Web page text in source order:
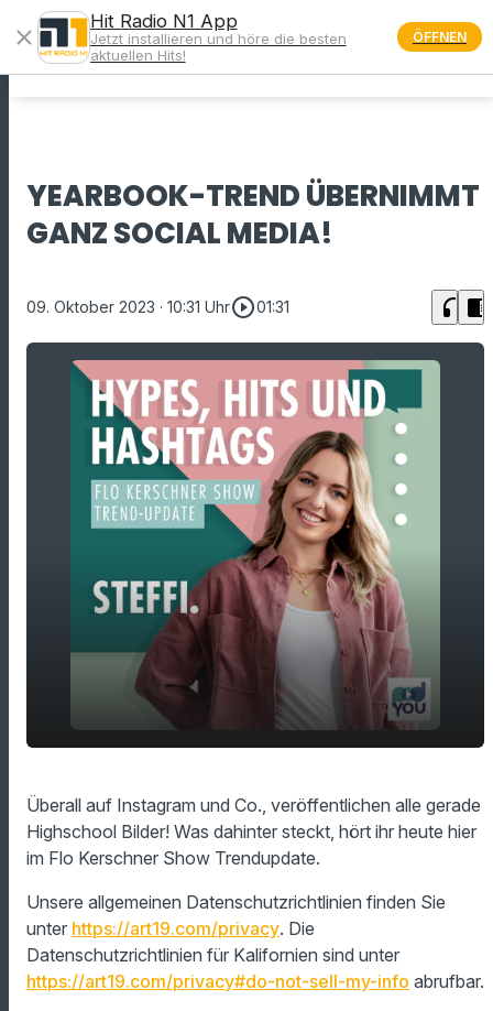
menu
YEARBOOK-TREND ÜBERNIMMT
GANZ SOCIAL MEDIA!
09. Oktober 2023 · 10:31 Uhrplay_circle_outline01:31 headphones chrome_reader_mode
play_arrow Media!
00:00 01:31
Überall auf Instagram und Co., veröffentlichen alle gerade
Highschool Bilder! Was dahinter steckt, hört ihr heute hier
im Flo Kerschner Show Trendupdate.
Unsere allgemeinen Datenschutzrichtlinien finden Sie
unter https://art19.com/privacy. Die
Datenschutzrichtlinien für Kalifornien sind unter
https://art19.com/privacy#do-not-sell-my-info abrufbar.
close
Hit Radio N1 App
Jetzt installieren und höre die besten
aktuellen Hits!
ÖFFNEN